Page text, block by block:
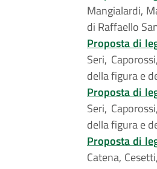
Mangialardi,
di Raffaello
Proposta di
Seri,
della figura e
Proposta di
Seri,
della figura e
Proposta di
Catena,